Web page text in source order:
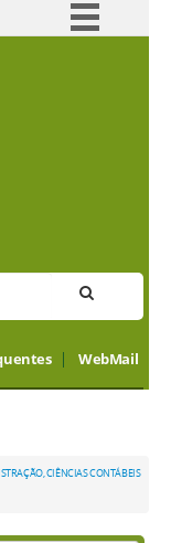
WebMail
CIÊNCIAS CONTÁBEIS